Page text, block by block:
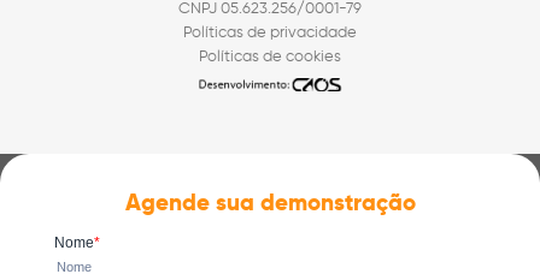
CNPJ 05.623.256/0001-79
Políticas de privacidade
Políticas de cookies
Agende sua demonstração